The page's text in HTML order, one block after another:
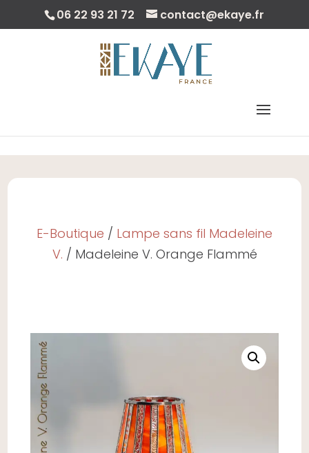
06 22 93 21 72 contact@ekaye.fr
E-Boutique / Lampe sans fil Madeleine
V. / Madeleine V. Orange Flammé